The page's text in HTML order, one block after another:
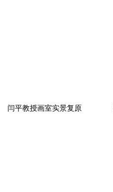
闫平教授画室实景复原